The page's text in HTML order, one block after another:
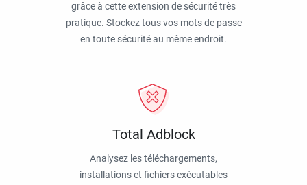
grâce à cette extension de sécurité très
pratique. Stockez tous vos mots de passe
en toute sécurité au même endroit.
Total Adblock
Analysez les téléchargements,
installations et fichiers exécutables